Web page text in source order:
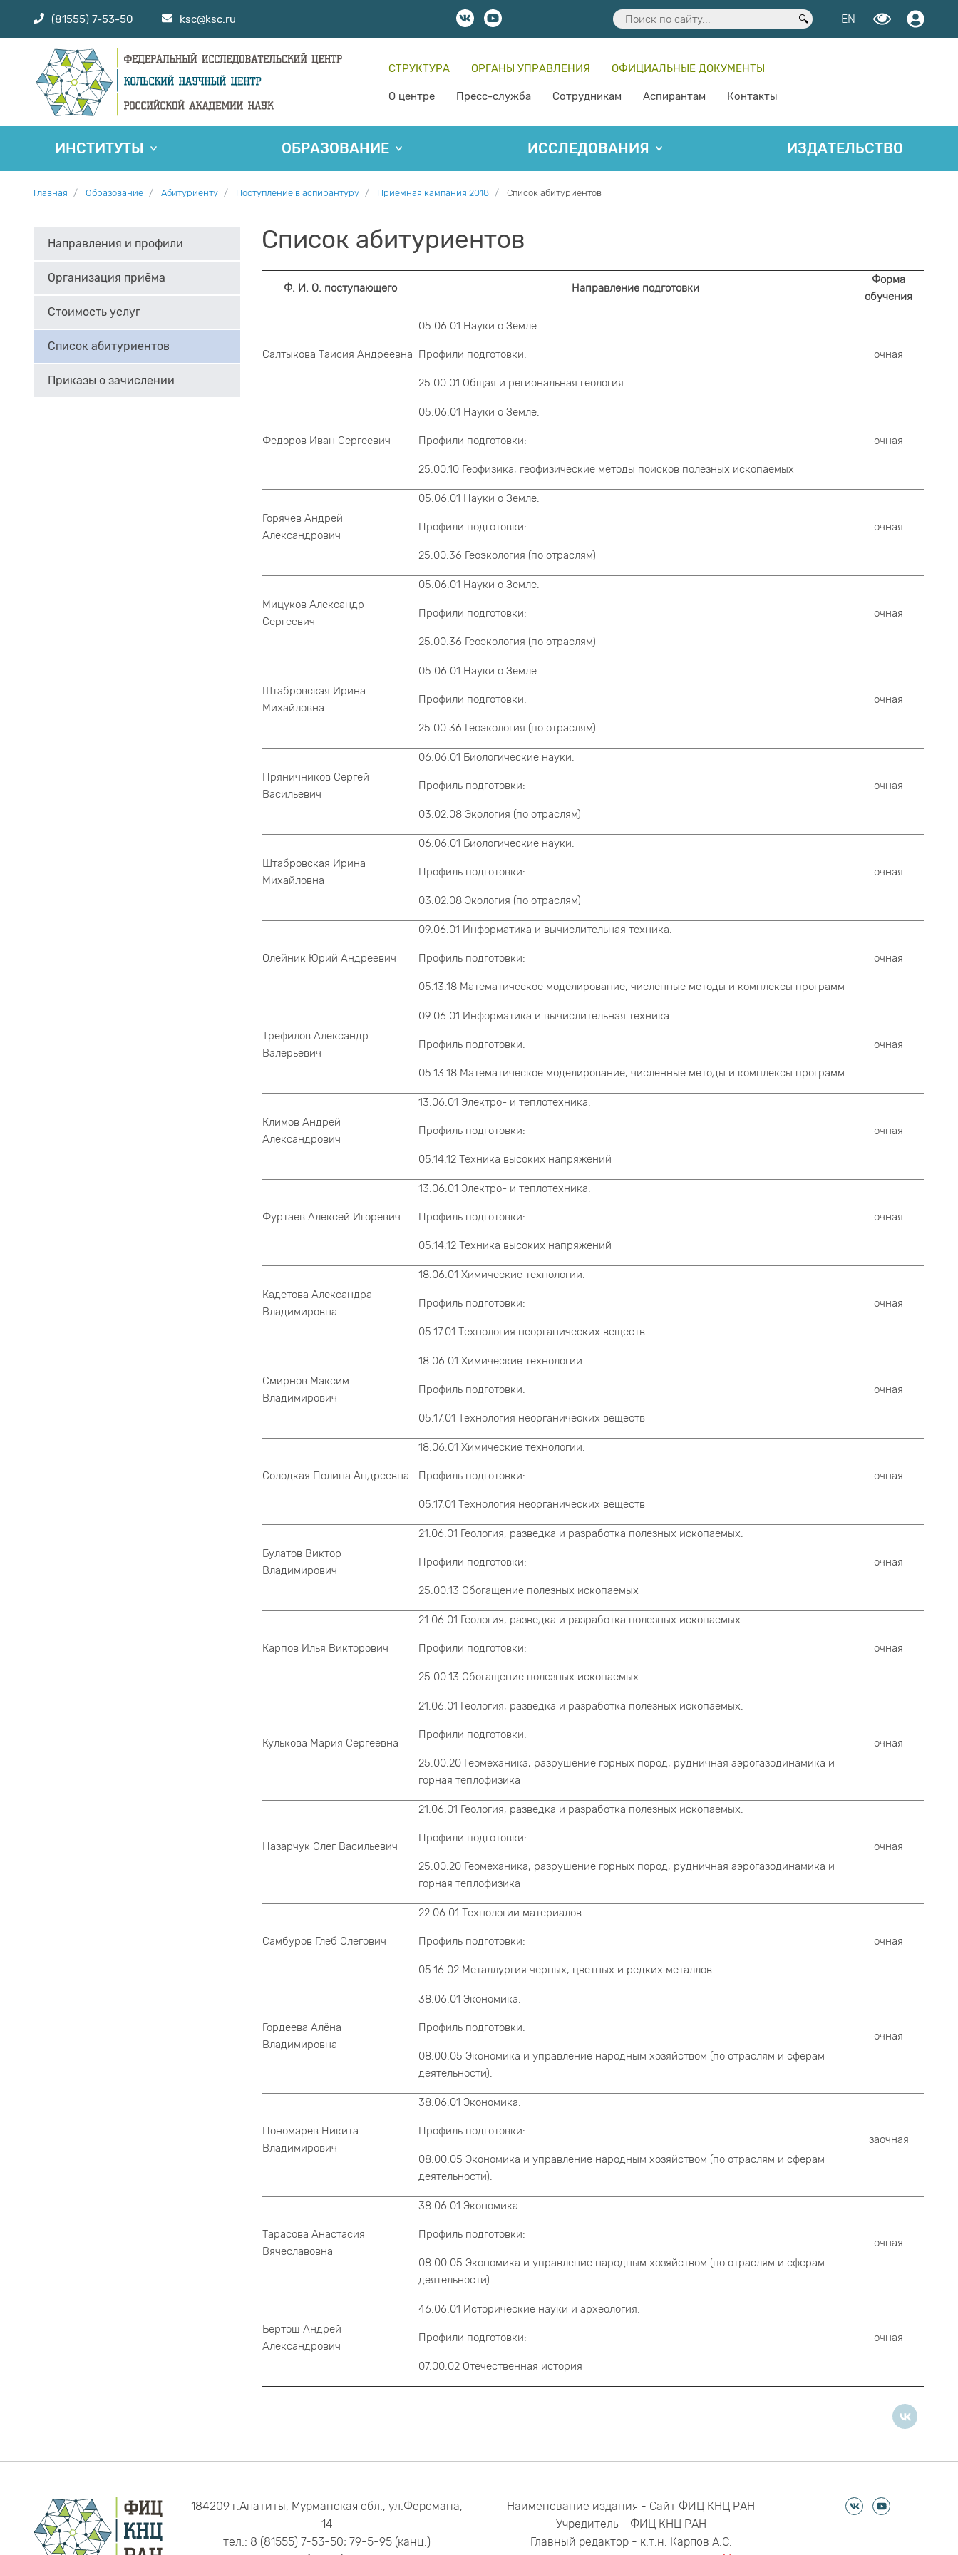
(81555) 7-53-50 ksc@ksc.ru EN
СТРУКТУРА ОРГАНЫ УПРАВЛЕНИЯ ОФИЦИАЛЬНЫЕ ДОКУМЕНТЫ
О центре Пресс-служба Сотрудникам Аспирантам Контакты
ИНСТИТУТЫ ОБРАЗОВАНИЕ ИССЛЕДОВАНИЯ ИЗДАТЕЛЬСТВО
Главная Образование Абитуриенту Поступление в аспирантуру Приемная кампания 2018 Список абитуриентов
Направления и профили
Организация приёма
Стоимость услуг
Список абитуриентов
Приказы о зачислении
Список абитуриентов
Ф. И. О. поступающего Направление подготовки
Форма
обучения
Салтыкова Таисия Андреевна
05.06.01 Науки о Земле.
Профили подготовки:
25.00.01 Общая и региональная геология
очная
Федоров Иван Сергеевич
05.06.01 Науки о Земле.
Профили подготовки:
25.00.10 Геофизика, геофизические методы поисков полезных ископаемых
очная
Горячев Андрей
Александрович
05.06.01 Науки о Земле.
Профили подготовки:
25.00.36 Геоэкология (по отраслям)
очная
Мицуков Александр
Сергеевич
05.06.01 Науки о Земле.
Профили подготовки:
25.00.36 Геоэкология (по отраслям)
очная
Штабровская Ирина
Михайловна
05.06.01 Науки о Земле.
Профили подготовки:
25.00.36 Геоэкология (по отраслям)
очная
Пряничников Сергей
Васильевич
06.06.01 Биологические науки.
Профиль подготовки:
03.02.08 Экология (по отраслям)
очная
Штабровская Ирина
Михайловна
06.06.01 Биологические науки.
Профиль подготовки:
03.02.08 Экология (по отраслям)
очная
Олейник Юрий Андреевич
09.06.01 Информатика и вычислительная техника.
Профиль подготовки:
05.13.18 Математическое моделирование, численные методы и комплексы программ
очная
Трефилов Александр
Валерьевич
09.06.01 Информатика и вычислительная техника.
Профиль подготовки:
05.13.18 Математическое моделирование, численные методы и комплексы программ
очная
Климов Андрей
Александрович
13.06.01 Электро- и теплотехника.
Профиль подготовки:
05.14.12 Техника высоких напряжений
очная
Фуртаев Алексей Игоревич
13.06.01 Электро- и теплотехника.
Профиль подготовки:
05.14.12 Техника высоких напряжений
очная
Кадетова Александра
Владимировна
18.06.01 Химические технологии.
Профиль подготовки:
05.17.01 Технология неорганических веществ
очная
Смирнов Максим
Владимирович
18.06.01 Химические технологии.
Профиль подготовки:
05.17.01 Технология неорганических веществ
очная
Солодкая Полина Андреевна
18.06.01 Химические технологии.
Профиль подготовки:
05.17.01 Технология неорганических веществ
очная
Булатов Виктор
Владимирович
21.06.01 Геология, разведка и разработка полезных ископаемых.
Профили подготовки:
25.00.13 Обогащение полезных ископаемых
очная
Карпов Илья Викторович
21.06.01 Геология, разведка и разработка полезных ископаемых.
Профили подготовки:
25.00.13 Обогащение полезных ископаемых
очная
Кулькова Мария Сергеевна
21.06.01 Геология, разведка и разработка полезных ископаемых.
Профили подготовки:
25.00.20 Геомеханика, разрушение горных пород, рудничная аэрогазодинамика и
горная теплофизика
очная
Назарчук Олег Васильевич
21.06.01 Геология, разведка и разработка полезных ископаемых.
Профили подготовки:
25.00.20 Геомеханика, разрушение горных пород, рудничная аэрогазодинамика и
горная теплофизика
очная
Самбуров Глеб Олегович
22.06.01 Технологии материалов.
Профиль подготовки:
05.16.02 Металлургия черных, цветных и редких металлов
очная
Гордеева Алёна
Владимировна
38.06.01 Экономика.
Профиль подготовки:
08.00.05 Экономика и управление народным хозяйством (по отраслям и сферам
деятельности).
очная
Пономарев Никита
Владимирович
38.06.01 Экономика.
Профиль подготовки:
08.00.05 Экономика и управление народным хозяйством (по отраслям и сферам
деятельности).
заочная
Тарасова Анастасия
Вячеславовна
38.06.01 Экономика.
Профиль подготовки:
08.00.05 Экономика и управление народным хозяйством (по отраслям и сферам
деятельности).
очная
Бертош Андрей
Александрович
46.06.01 Исторические науки и археология.
Профили подготовки:
07.00.02 Отечественная история
очная
184209 г.Апатиты, Мурманская обл., ул.Ферсмана,
14
тел.: 8 (81555) 7-53-50; 79-5-95 (канц.)
Наименование издания - Сайт ФИЦ КНЦ РАН
Учредитель - ФИЦ КНЦ РАН
Главный редактор - к.т.н. Карпов А.С.